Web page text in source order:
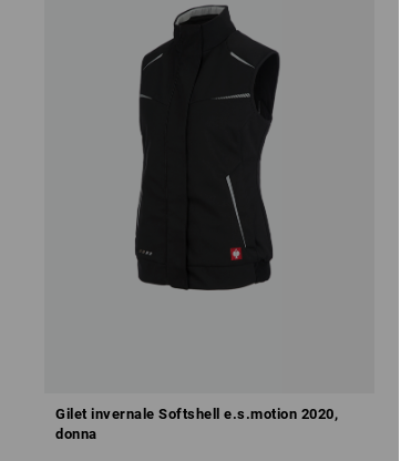
Gilet invernale Softshell e.s.motion 2020,
donna